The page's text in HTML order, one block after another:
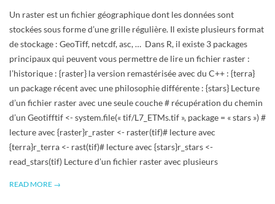
C
R
I
P
T
S
R
Un raster est un fichier géographique dont les données sont
stockées sous forme d’une grille régulière. Il existe plusieurs format
de stockage : GeoTiff, netcdf, asc, … Dans R, il existe 3 packages
principaux qui peuvent vous permettre de lire un fichier raster :
l’historique : {raster} la version remastérisée avec du C++ : {terra}
un package récent avec une philosophie différente : {stars} Lecture
d’un fichier raster avec une seule couche # récupération du chemin
d’un Geotifftif <- system.file(« tif/L7_ETMs.tif », package = « stars ») #
lecture avec {raster}r_raster <- raster(tif)# lecture avec
{terra}r_terra <- rast(tif)# lecture avec {stars}r_stars <-
read_stars(tif) Lecture d’un fichier raster avec plusieurs
READ MORE →